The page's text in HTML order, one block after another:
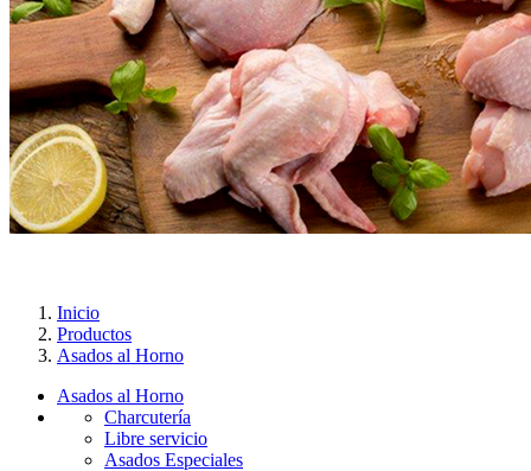
Inicio
Productos
Asados al Horno
Asados al Horno
Charcutería
Libre servicio
Asados Especiales